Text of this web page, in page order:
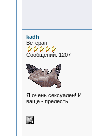
kadh
Ветеран
Сообщений: 1207
Я очень сексуален! И
ваще - прелесть!